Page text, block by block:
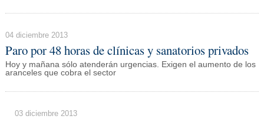
04 diciembre 2013
Paro por 48 horas de clínicas y sanatorios privados
Hoy y mañana sólo atenderán urgencias. Exigen el aumento de los
aranceles que cobra el sector
03 diciembre 2013